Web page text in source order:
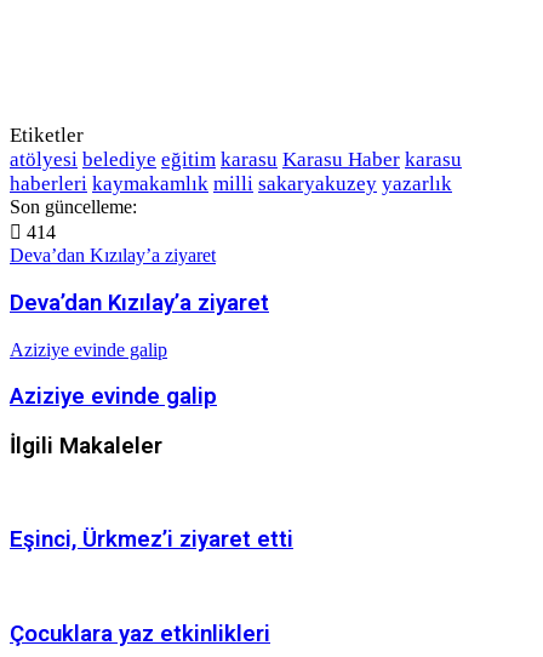
Etiketler
atölyesi belediye eğitim karasu Karasu Haber karasu
haberleri kaymakamlık milli sakaryakuzey yazarlık
Son güncelleme:
414
Deva’dan Kızılay’a ziyaret
Deva’dan Kızılay’a ziyaret
Aziziye evinde galip
Aziziye evinde galip
İlgili Makaleler
Eşinci, Ürkmez’i ziyaret etti
Çocuklara yaz etkinlikleri